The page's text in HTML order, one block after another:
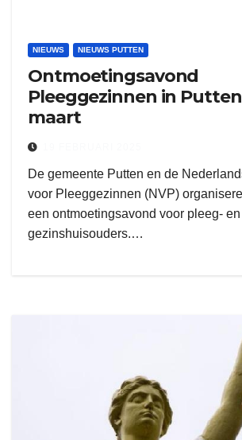
NIEUWS NIEUWS PUTTEN
Ontmoetingsavond
Pleeggezinnen in
maart
De gemeente Putten en de
voor Pleeggezinnen (NVP)
een ontmoetingsavond voor pleeg- en
gezinshuisouders.…